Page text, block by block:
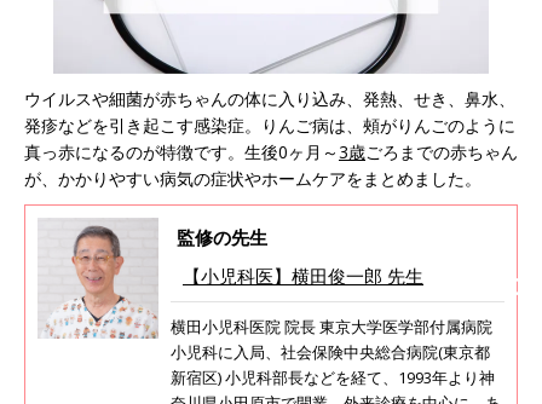
ウイルスや細菌が赤ちゃんの体に入り込み、発熱、せき、鼻水、
発疹などを引き起こす感染症。りんご病は、頰がりんごのように
真っ赤になるのが特徴です。生後0ヶ月～3歳ごろまでの赤ちゃん
が、かかりやすい病気の症状やホームケアをまとめました。
監修の先生
【小児科医】横田俊一郎 先生
横田小児科医院 院長 東京大学医学部付属病院
小児科に入局、社会保険中央総合病院(東京都
新宿区) 小児科部長などを経て、1993年より神